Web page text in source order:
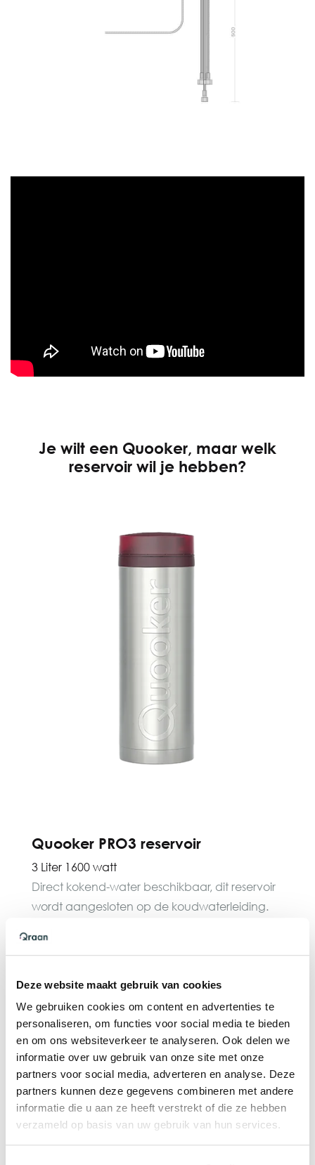
Deze website maakt gebruik van cookies
We gebruiken cookies om content en advertenties te
personaliseren, om functies voor social media te bieden
en om ons websiteverkeer te analyseren. Ook delen we
informatie over uw gebruik van onze site met onze
partners voor social media, adverteren en analyse. Deze
partners kunnen deze gegevens combineren met andere
informatie die u aan ze heeft verstrekt of die ze hebben
verzameld op basis van uw gebruik van hun services.
Je wilt een Quooker, maar welk
reservoir wil je hebben?
Quooker PRO3 reservoir
3 Liter 1600 watt
Direct kokend-water beschikbaar, dit reservoir
wordt aangesloten op de koudwaterleiding.
Quooker en kan dus niet de
warmwatervoorziening overnemen. Je kunt uit
dit reservoir met gemak 2,5 Liter kokendwater
tappen en na ongeveer 10 minuten is hij weer
volledig opgewarmd.
Type reservoir:
Pro3